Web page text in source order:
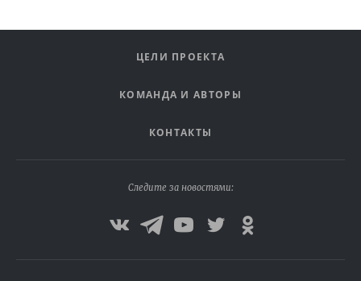
ЦЕЛИ ПРОЕКТА
КОМАНДА И АВТОРЫ
КОНТАКТЫ
Следите за новостями: